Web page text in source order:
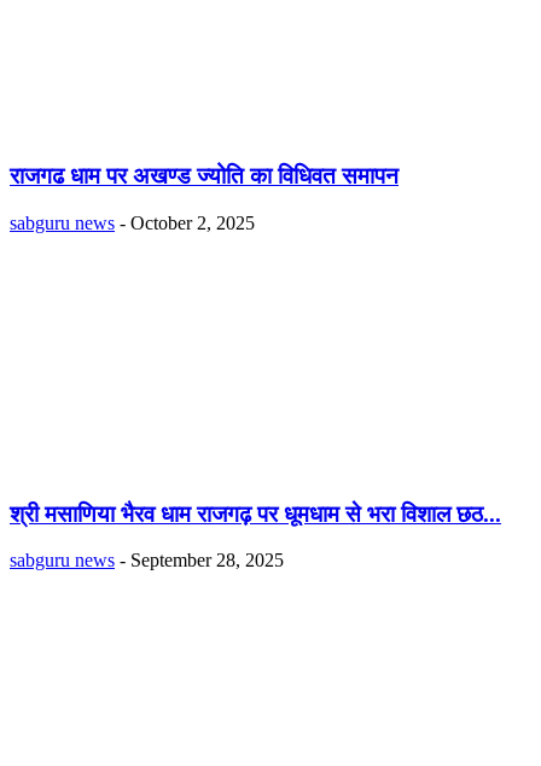
राजगढ धाम पर अखण्ड ज्योति का विधिवत समापन
sabguru news - October 2, 2025
श्री मसाणिया भैरव धाम राजगढ़ पर धूमधाम से भरा विशाल छठ...
sabguru news - September 28, 2025